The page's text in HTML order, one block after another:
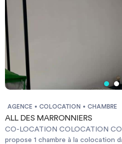
AGENCE COLOCATION CHAMBRE
ALL DES MARRONNIERS
CO-LOCATION COLOCATION
propose 1 chambre à la colocation